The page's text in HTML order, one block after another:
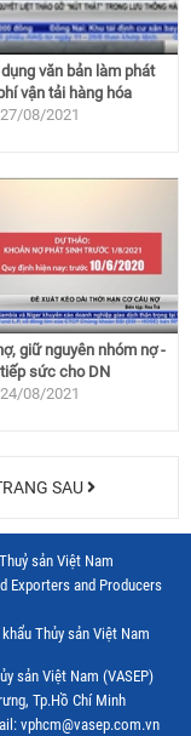
văn bản làm phát
vận tải hàng hóa
08/2021
giữ nguyên nhóm nợ -
sức cho DN
08/2021
SAU
sản Việt Nam
Exporters and Producers
Thủy sản Việt Nam
sản Việt Nam (VASEP)
Tp.Hồ Chí Minh
vphcm@vasep.com.vn